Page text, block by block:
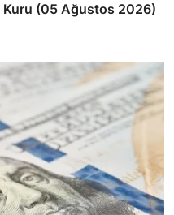
Kuru (05 Ağustos 2026)